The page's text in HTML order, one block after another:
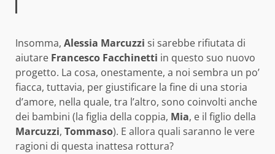
Insomma, Alessia Marcuzzi si sarebbe rifiutata di
aiutare Francesco Facchinetti in questo suo nuovo
progetto. La cosa, onestamente, a noi sembra un po’
fiacca, tuttavia, per giustificare la fine di una storia
d’amore, nella quale, tra l’altro, sono coinvolti anche
dei bambini (la figlia della coppia, Mia, e il figlio della
Marcuzzi, Tommaso). E allora quali saranno le vere
ragioni di questa inattesa rottura?